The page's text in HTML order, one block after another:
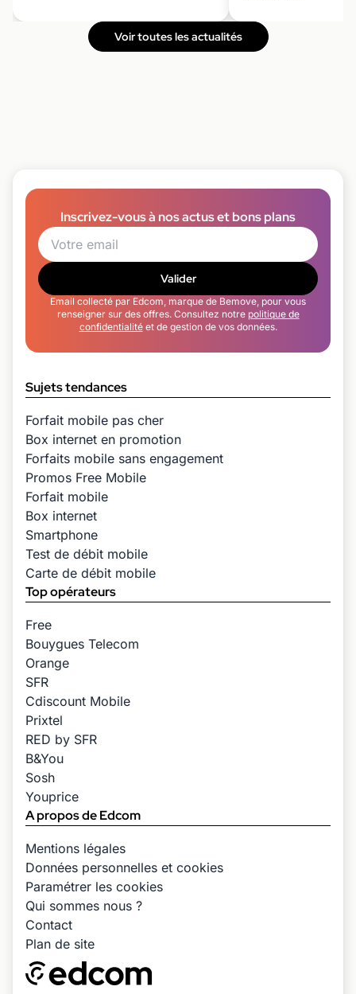
Voir toutes les actualités
Inscrivez-vous à nos actus et bons plans
Valider
Email collecté par Edcom, marque de Bemove, pour vous
renseigner sur des offres. Consultez notre politique de
confidentialitéet de gestion de vos données.
Sujets tendances
Forfait mobile pas cher
Box internet en promotion
Forfaits mobile sans engagement
Promos Free Mobile
Forfait mobile
Box internet
Smartphone
Test de débit mobile
Carte de débit mobile
Top opérateurs
Free
Bouygues Telecom
Orange
SFR
Cdiscount Mobile
Prixtel
RED by SFR
B&You
Sosh
Youprice
A propos de Edcom
Mentions légales
Données personnelles et cookies
Paramétrer les cookies
Qui sommes nous ?
Contact
Plan de site